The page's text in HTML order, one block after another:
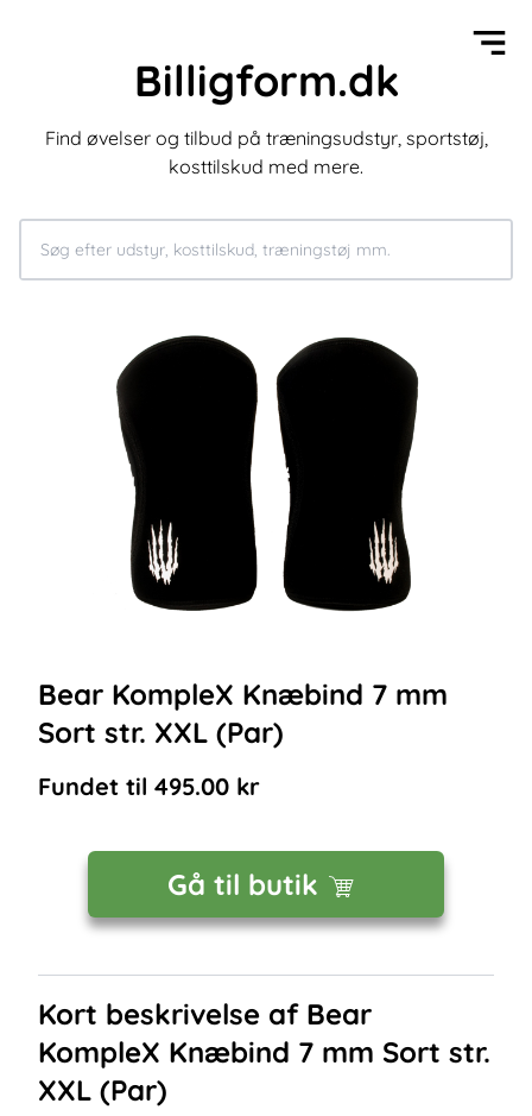
Billigform.dk
Find øvelser og tilbud på træningsudstyr, sportstøj,
kosttilskud med mere.
Bear KompleX Knæbind 7 mm
Sort str. XXL (Par)
Fundet til 495.00 kr
Gå til butik
Kort beskrivelse af Bear
KompleX Knæbind 7 mm Sort str.
XXL (Par)